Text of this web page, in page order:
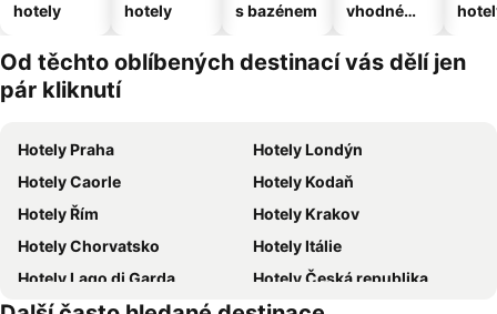
hotely
hotely
s bazénem
vhodné
domácí
zvířata
Od těchto oblíbených destinací vás dělí jen
pár kliknutí
Hotely Praha
Hotely Londýn
Hotely Caorle
Hotely Kodaň
Hotely Řím
Hotely Krakov
Hotely Chorvatsko
Hotely Itálie
Hotely Lago di Garda
Hotely Česká republika
Hotely Vysočina
Hotely Šumava